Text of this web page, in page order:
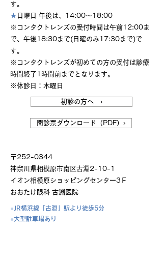
す。
★ 日曜日 午後は、14:00～18:00
※コンタクトレンズの受付時間は午前12:00ま
で、午後18:30まで(日曜のみ17:30まで)で
す。
※コンタクトレンズが初めての方の受付は診療
時間終了1時間前までとなります。
※休診日：木曜日
初診の方へ ›
問診票ダウンロード（PDF）›
〒252-0344
神奈川県相模原市南区古淵2-10-1
イオン相模原ショッピングセンター3Ｆ
​おおたけ眼科 古淵医院
● JR横浜線「古淵」駅より徒歩5分
●大型駐車場あり